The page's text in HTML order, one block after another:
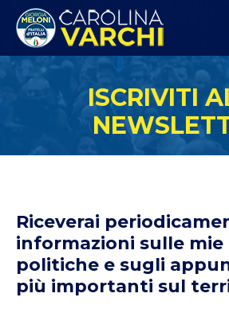
ISCRIVITI
Riceverai
informazioni sulle
politiche e sugli
più importanti sul